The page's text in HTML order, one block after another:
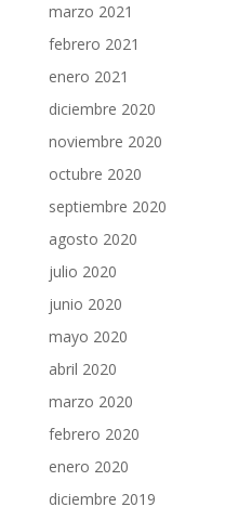
marzo 2021
febrero 2021
enero 2021
diciembre 2020
noviembre 2020
octubre 2020
septiembre 2020
agosto 2020
julio 2020
junio 2020
mayo 2020
abril 2020
marzo 2020
febrero 2020
enero 2020
diciembre 2019